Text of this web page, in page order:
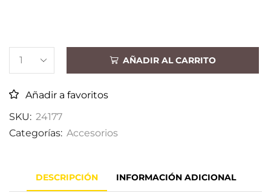
AÑADIR AL CARRITO
Añadir a favoritos
SKU: 24177
Categorías: Accesorios
DESCRIPCIÓN INFORMACIÓN ADICIONAL